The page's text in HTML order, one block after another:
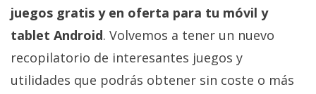
juegos gratis y en oferta para tu móvil y
tablet Android. Volvemos a tener un nuevo
recopilatorio de interesantes juegos y
utilidades que podrás obtener sin coste o más